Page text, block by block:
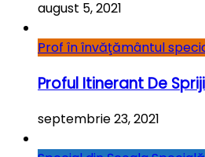
august 5, 2021
Prof în învăţământul
Proful Itinerant De
septembrie 23, 2021